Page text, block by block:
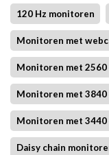
120 Hz monitoren
Monitoren met
Monitoren met
Monitoren met
Monitoren met
Daisy chain